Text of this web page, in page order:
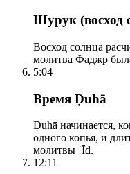
Шурук (восход
Восход солнца
молитва Фаджр
5:04
Время Ḍuhā
Ḍuhā начинается,
одного копья, и
молитвы ʿĪd.
12:11